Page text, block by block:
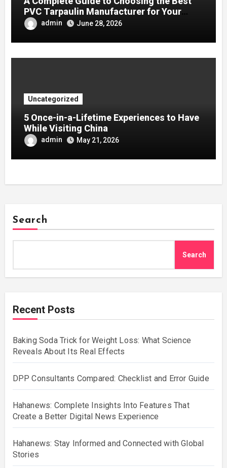
PVC Tarpaulin Manufacturer for Your
Company
admin June 28, 2026
Uncategorized
5 Once-in-a-Lifetime Experiences to Have
While Visiting China
admin May 21, 2026
Search
Search
Recent Posts
Baking Soda Trick for Weight Loss: What Science
Reveals About Its Real Effects
DPP Consultants Compared: Checklist and Error Guide
Hahanews: Complete Insights Into Features That
Create a Better Digital News Experience
Hahanews: Stay Informed and Connected with Global
Stories